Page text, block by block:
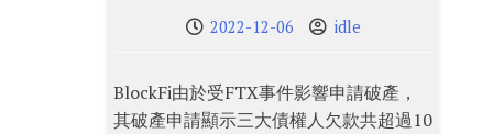
2022-12-06 idle
BlockFi由於受FTX事件影響申請破產，
其破產申請顯示三大債權人欠款共超過10